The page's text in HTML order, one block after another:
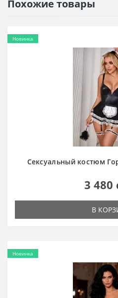
Похожие товары
Новинка
Сексуальный костюм
3 480
В
Новинка